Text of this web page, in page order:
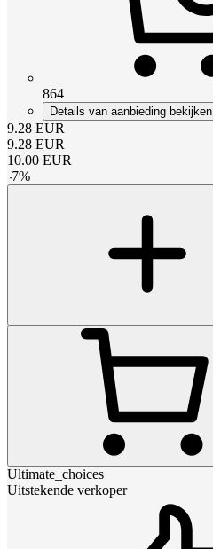
864
Details van aanbieding bekijken
9.28 EUR
9.28 EUR
10.00 EUR
-7%
Ultimate_choices
Uitstekende verkoper